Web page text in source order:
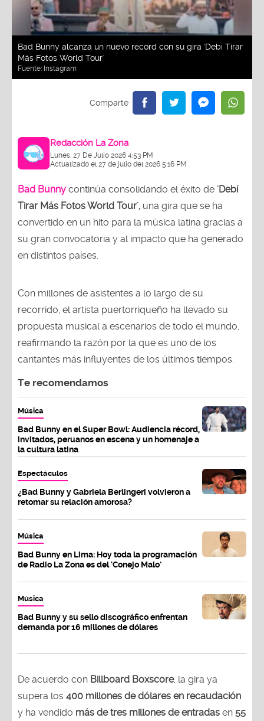
Bad Bunny alcanza un nuevo récord con su gira 'Debí Tirar
Más Fotos World Tour'
Fuente: Instagram
Redacción La Zona
Lunes, 27 De Julio 2026 4:53 PM
Actualizado el 27 de julio del 2026 5:16 PM
Bad Bunny continúa consolidando el éxito de 'Debí
Tirar Más Fotos World Tour', una gira que se ha
convertido en un hito para la música latina gracias a
su gran convocatoria y al impacto que ha generado
en distintos países.
Con millones de asistentes a lo largo de su
recorrido, el artista puertorriqueño ha llevado su
propuesta musical a escenarios de todo el mundo,
reafirmando la razón por la que es uno de los
cantantes más influyentes de los últimos tiempos.
Te recomendamos
Música
Bad Bunny en el Super Bowl: Audiencia récord,
invitados, peruanos en escena y un homenaje a
la cultura latina
Espectáculos
¿Bad Bunny y Gabriela Berlingeri volvieron a
retomar su relación amorosa?
Música
Bad Bunny en Lima: Hoy toda la programación
de Radio La Zona es del ‘Conejo Malo’
Música
Bad Bunny y su sello discográfico enfrentan
demanda por 16 millones de dólares
De acuerdo con Billboard Boxscore, la gira ya
supera los 400 millones de dólares en recaudación
y ha vendido más de tres millones de entradas en 55